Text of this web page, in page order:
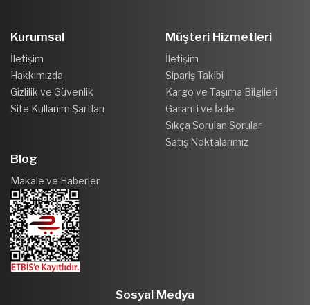
Kurumsal
İletişim
Hakkımızda
Gizlilik ve Güvenlik
Site Kullanım Şartları
Müşteri Hizmetleri
İletişim
Sipariş Takibi
Kargo ve Taşıma Bilgileri
Garanti ve İade
Sıkça Sorulan Sorular
Satış Noktalarımız
Blog
Makale ve Haberler
Sosyal Medya